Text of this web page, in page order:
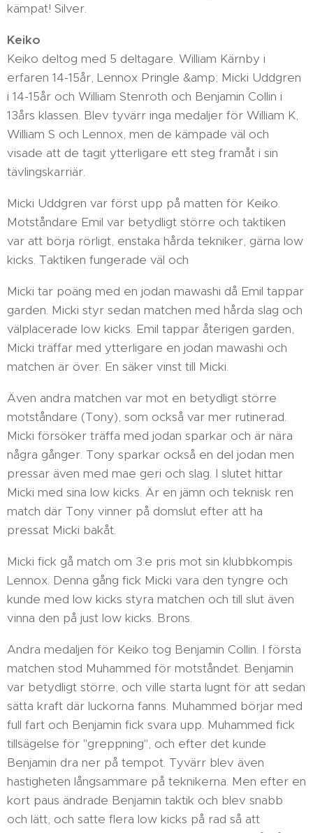
kämpat! Silver.
Keiko
Keiko deltog med 5 deltagare. William Kärnby i
erfaren 14-15år, Lennox Pringle &amp; Micki Uddgren
i 14-15år och William Stenroth och Benjamin Collin i
13års klassen. Blev tyvärr inga medaljer för William K,
William S och Lennox, men de kämpade väl och
visade att de tagit ytterligare ett steg framåt i sin
tävlingskarriär.
Micki Uddgren var först upp på matten för Keiko.
Motståndare Emil var betydligt större och taktiken
var att börja rörligt, enstaka hårda tekniker, gärna low
kicks. Taktiken fungerade väl och
Micki tar poäng med en jodan mawashi då Emil tappar
garden. Micki styr sedan matchen med hårda slag och
välplacerade low kicks. Emil tappar återigen garden,
Micki träffar med ytterligare en jodan mawashi och
matchen är över. En säker vinst till Micki.
Även andra matchen var mot en betydligt större
motståndare (Tony), som också var mer rutinerad.
Micki försöker träffa med jodan sparkar och är nära
några gånger. Tony sparkar också en del jodan men
pressar även med mae geri och slag. I slutet hittar
Micki med sina low kicks. Är en jämn och teknisk ren
match där Tony vinner på domslut efter att ha
pressat Micki bakåt.
Micki fick gå match om 3:e pris mot sin klubbkompis
Lennox. Denna gång fick Micki vara den tyngre och
kunde med low kicks styra matchen och till slut även
vinna den på just low kicks. Brons.
Andra medaljen för Keiko tog Benjamin Collin. I första
matchen stod Muhammed för motståndet. Benjamin
var betydligt större, och ville starta lugnt för att sedan
sätta kraft där luckorna fanns. Muhammed börjar med
full fart och Benjamin fick svara upp. Muhammed fick
tillsägelse för "greppning", och efter det kunde
Benjamin dra ner på tempot. Tyvärr blev även
hastigheten långsammare på teknikerna. Men efter en
kort paus ändrade Benjamin taktik och blev snabb
och lätt, och satte flera low kicks på rad så att